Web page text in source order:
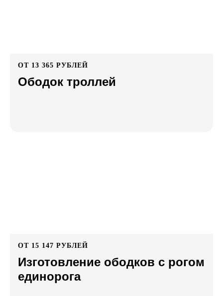
ОТ 13 365 РУБЛЕЙ
Ободок троллей
ОТ 15 147 РУБЛЕЙ
Изготовление ободков с рогом
единорога